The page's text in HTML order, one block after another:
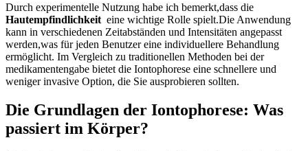
Durch experimentelle Nutzung habe⁣ ich bemerkt,dass die
Hautempfindlichkeit ⁤ eine wichtige Rolle spielt.Die Anwendung
kann in verschiedenen ⁣Zeitabständen und Intensitäten ‍angepasst
werden,was für jeden Benutzer eine individuellere⁣ Behandlung
ermöglicht. Im Vergleich zu ⁣traditionellen Methoden bei der ​
medikamentengabe bietet ​die Iontophorese ⁢eine schnellere und⁣
weniger invasive ‌Option, die Sie ausprobieren sollten.
Die Grundlagen der Iontophorese: Was
passiert im Körper?